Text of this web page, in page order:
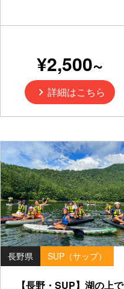
¥2,500~
詳細はこちら
長野県 SUP（サップ）
【長野・SUP】湖の上で